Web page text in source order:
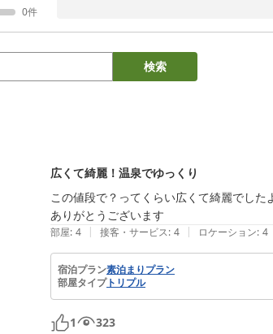
0件
検索
広くて綺麗！温泉でゆっくり
この値段で？ってくらい広くて綺麗でし
ありがとうございます
部屋: 4 | 接客・サービス: 4 | ロケーション: 4
宿泊プラン素泊まりプラン
部屋タイプトリプル
1 323